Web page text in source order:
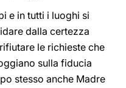
e in tutti i luoghi si
dalla certezza
le richieste che
sulla fiducia
stesso anche Madre